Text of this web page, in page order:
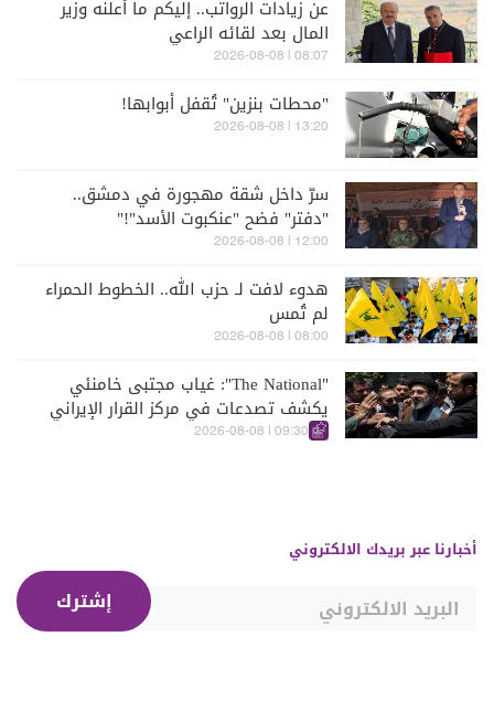
عن زيادات الرواتب.. إليكم ما أعلنه وزير
المال بعد لقائه الراعي
08:07 | 2026-08-08
"محطات بنزين" تُقفل أبوابها!
13:20 | 2026-08-08
سرّ داخل شقة مهجورة في دمشق..
"دفتر" فضح "عنكبوت الأسد"!"
12:00 | 2026-08-08
هدوء لافت لـ حزب الله.. الخطوط الحمراء
لم تُمس
08:00 | 2026-08-08
"The National": غياب مجتبى خامنئي
يكشف تصدعات في مركز القرار الإيراني
09:30 | 2026-08-08
أخبارنا عبر بريدك الالكتروني
إشترك